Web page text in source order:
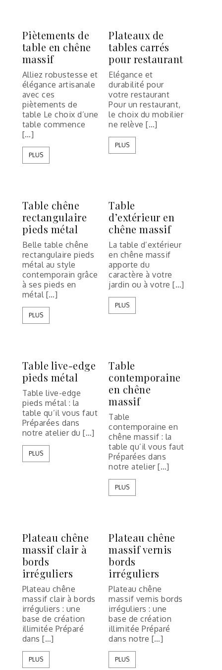
Piètements de
table en chêne
massif
Alliez robustesse et
élégance artisanale
avec ces
piètements de
table Le choix d’une
table commence
[…]
PLUS
Plateaux de
tables carrés
pour restaurant
Elégance et
durabilité pour
votre restaurant
Pour un restaurant,
le choix du mobilier
ne relève […]
PLUS
Table chêne
rectangulaire
pieds métal
Belle table chêne
rectangulaire pieds
métal au style
contemporain grâce
à ses pieds en
métal […]
PLUS
Table
d’extérieur en
chêne massif
La table d’extérieur
en chêne massif
apporte du
caractère à votre
jardin ou à votre […]
PLUS
Table live-edge
pieds métal
Table live-edge
pieds métal : la
table qu’il vous faut
Préparées dans
notre atelier du […]
PLUS
Table
contemporaine
en chêne
massif
Table
contemporaine en
chêne massif : la
table qu’il vous faut
Préparées dans
notre atelier […]
PLUS
Plateau chêne
massif clair à
bords
irréguliers
Plateau chêne
massif clair à bords
irréguliers : une
base de création
illimitée Préparé
dans […]
PLUS
Plateau chêne
massif vernis
bords
irréguliers
Plateau chêne
massif vernis bords
irréguliers : une
base de création
illimitée Préparé
dans notre […]
PLUS